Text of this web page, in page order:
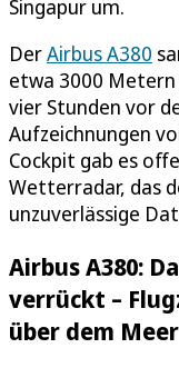
Singapur um.
DerAirbus A380
etwa 3000
vier Stunden vor
Aufzeichnungen
Cockpit gab es
Wetterradar, das
unzuverlässige
Airbus A380:
verrückt –
über dem Meer